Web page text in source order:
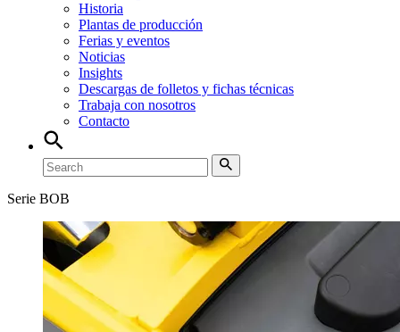
Historia
Plantas de producción
Ferias y eventos
Noticias
Insights
Descargas de folletos y fichas técnicas
Trabaja con nosotros
Contacto
Serie BOB